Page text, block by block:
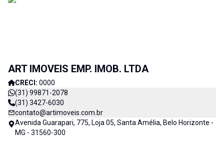
ART IMOVEIS EMP. IMOB. LTDA
CRECI: 0000
(31) 99871-2078
(31) 3427-6030
contato@artimoveis.com.br
Avenida Guarapari, 775, Loja 05, Santa Amélia, Belo Horizonte -
MG - 31560-300